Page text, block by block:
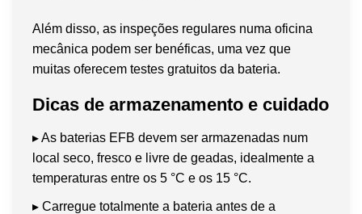
Além disso, as inspeções regulares numa oficina
mecânica podem ser benéficas, uma vez que
muitas oferecem testes gratuitos da bateria.
Dicas de armazenamento e cuidado
▸ As baterias EFB devem ser armazenadas num
local seco, fresco e livre de geadas, idealmente a
temperaturas entre os 5 °C e os 15 °C.
▸ Carregue totalmente a bateria antes de a